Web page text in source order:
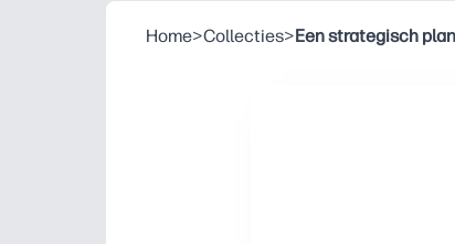
Home>Collecties>Een strategisch